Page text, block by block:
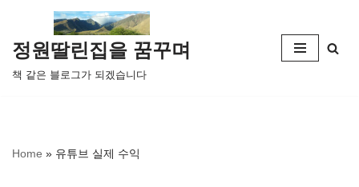
콘
텐
츠
뛰
정원딸린집을 꿈꾸며
책 같은 블로그가 되겠습니다
Home » 유튜브 실제 수익